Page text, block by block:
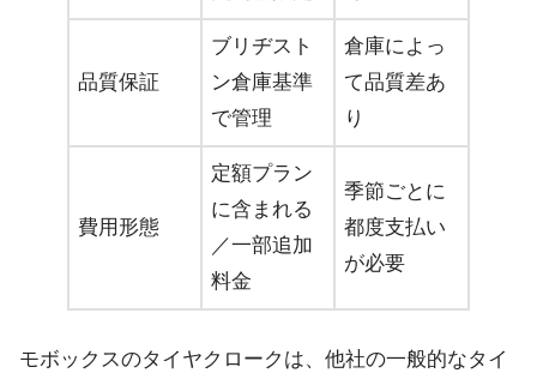
品質保証
ブリヂスト
ン倉庫基準
で管理
倉庫によっ
て品質差あ
り
費用形態
定額プラン
に含まれる
／一部追加
料金
季節ごとに
都度支払い
が必要
モボックスのタイヤクロークは、他社の一般的なタイ